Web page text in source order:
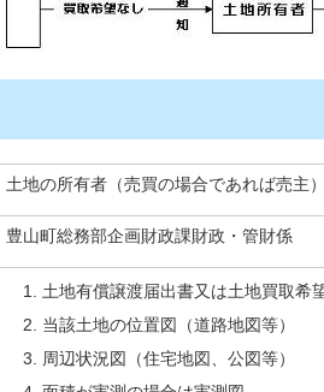
土地の所有者（売買の場合であれば売主）
豊山町総務部企画財政課財政・管財係
土地有償譲渡届出書又は土地買取希
当該土地の位置図（道路地図等）
周辺状況図（住宅地図、公図等）